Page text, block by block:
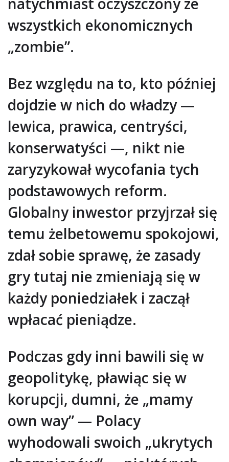
wszystkich ekonomicznych
„zombie”.
Bez względu na to, kto później
dojdzie w nich do władzy —
lewica, prawica, centryści,
konserwatyści —, nikt nie
zaryzykował wycofania tych
podstawowych reform.
Globalny inwestor przyjrzał się
temu żelbetowemu spokojowi,
zdał sobie sprawę, że zasady
gry tutaj nie zmieniają się w
każdy poniedziałek i zaczął
wpłacać pieniądze.
Podczas gdy inni bawili się w
geopolitykę, pławiąc się w
korupcji, dumni, że „mamy
own way” — Polacy
wyhodowali swoich „ukrytych